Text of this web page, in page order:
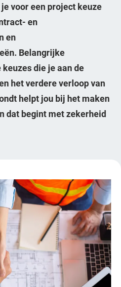
voor een project keuze
en
en
Belangrijke
die je aan de
het verdere verloop van
helpt jou bij het maken
dat begint met zekerheid